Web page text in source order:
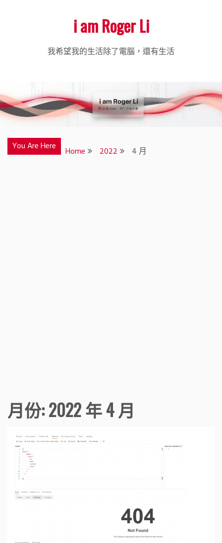
i am Roger Li
我希望我的生活除了電腦，還有生活
You Are Here Home 2022 4 月
月份:2022 年 4 月